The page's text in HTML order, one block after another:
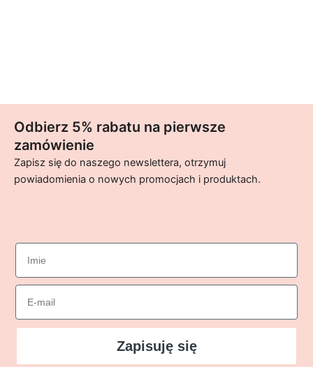
Odbierz 5% rabatu na pierwsze
zamówienie
Zapisz się do naszego newslettera, otrzymuj
powiadomienia o nowych promocjach i produktach.
imie
Email
Zapisuję się